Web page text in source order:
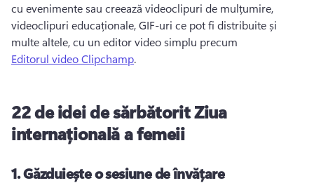
cu evenimente sau creează videoclipuri de mulțumire,
videoclipuri educaționale, GIF-uri ce pot fi distribuite și
multe altele, cu un editor video simplu precum
Editorul video Clipchamp.
22 de idei de sărbătorit Ziua
internațională a femeii
1.Găzduiește o sesiune de învățare